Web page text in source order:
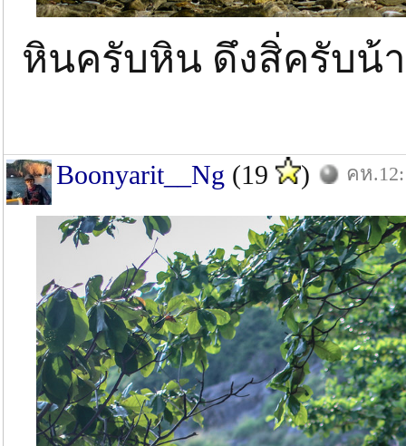
หินครับหิน ดึงสิ่ครับน้
Boonyarit__Ng (19 ) คห